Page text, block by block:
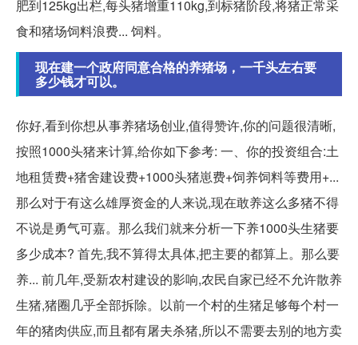
肥到125kg出栏,每头猪增重110kg,到标猪阶段,将猪正常采
食和猪场饲料浪费... 饲料。
现在建一个政府同意合格的养猪场，一千头左右要
多少钱才可以。
你好,看到你想从事养猪场创业,值得赞许,你的问题很清晰,
按照1000头猪来计算,给你如下参考: 一、你的投资组合:土
地租赁费+猪舍建设费+1000头猪崽费+饲养饲料等费用+...
那么对于有这么雄厚资金的人来说,现在敢养这么多猪不得
不说是勇气可嘉。那么我们就来分析一下养1000头生猪要
多少成本? 首先,我不算得太具体,把主要的都算上。那么要
养... 前几年,受新农村建设的影响,农民自家已经不允许散养
生猪,猪圈几乎全部拆除。以前一个村的生猪足够每个村一
年的猪肉供应,而且都有屠夫杀猪,所以不需要去别的地方卖